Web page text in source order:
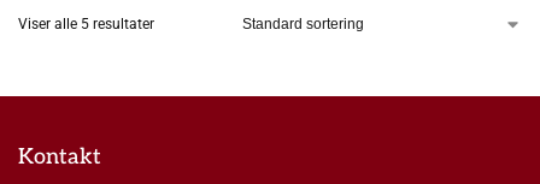
Viser alle 5 resultater
Kontakt